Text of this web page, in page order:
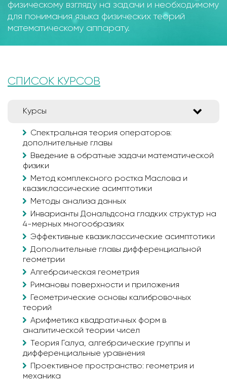
физическому взгляду на задачи и необходимому
для понимания языка физических теорий
математическому аппарату.
СПИСОК КУРСОВ
Курсы
Спектральная теория операторов:
дополнительные главы
Введение в обратные задачи математической
физики
Метод комплексного ростка Маслова и
квазиклассические асимптотики
Методы анализа данных
Инварианты Дональдсона гладких структур на
4-мерных многообразиях
Эффективные квазиклассические асимптотики
Дополнительные главы дифференциальной
геометрии
Алгебраическая геометрия
Римановы поверхности и приложения
Геометрические основы калибровочных
теорий
Арифметика квадратичных форм в
аналитической теории чисел
Теория Галуа, алгебраические группы и
дифференциальные уравнения
Проективное пространство: геометрия и
механика